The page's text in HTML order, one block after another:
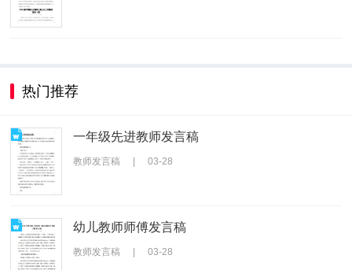
热门推荐
一年级先进教师发言稿
教师发言稿 03-28
幼儿教师师傅发言稿
教师发言稿 03-28